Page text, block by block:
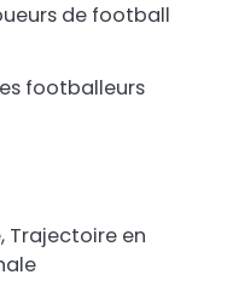
de football
footballeurs
Trajectoire en